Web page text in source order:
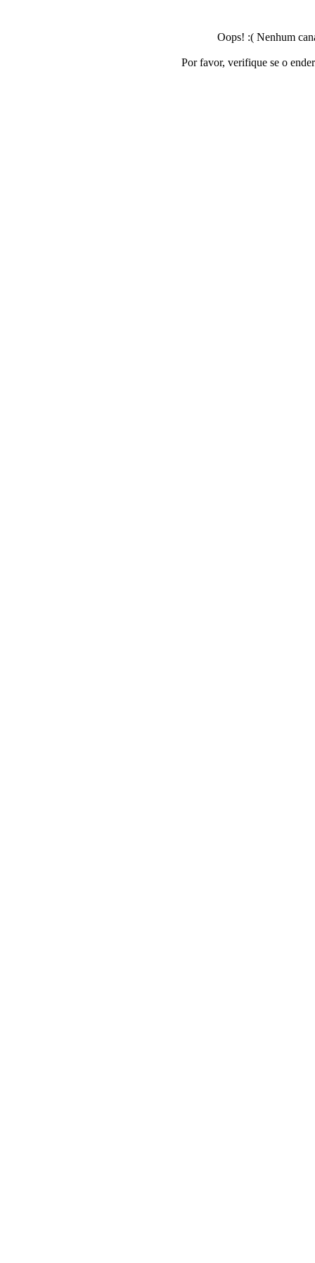
Oops! :( Nenhum
Por favor, verifique se o